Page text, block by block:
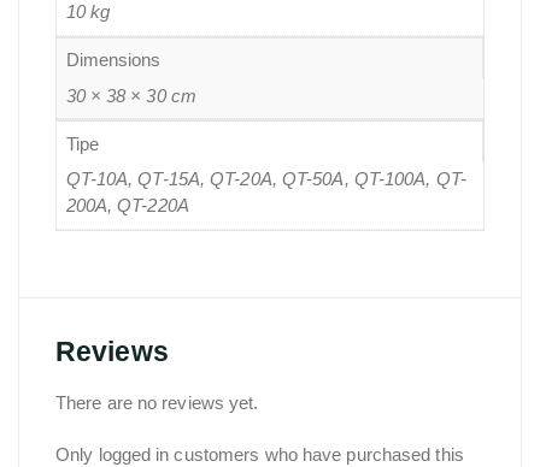
10 kg
Dimensions
30 × 38 × 30 cm
Tipe
QT-10A, QT-15A, QT-20A, QT-50A, QT-100A, QT-
200A, QT-220A
Reviews
There are no reviews yet.
Only logged in customers who have purchased this